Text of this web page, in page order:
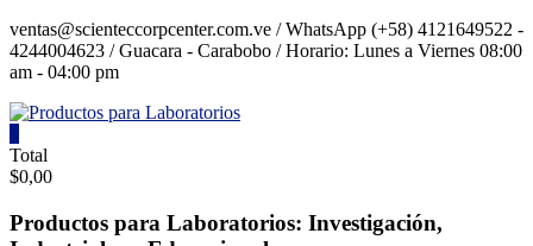
Saltar
contenido
ventas@scienteccorpcenter.com.ve / WhatsApp (+58) 4121649522 -
4244004623 / Guacara - Carabobo / Horario: Lunes a Viernes 08:00
am - 04:00 pm
Productos
para
Laboratorios
Total
$0,00
Productos para Laboratorios: Investigación,